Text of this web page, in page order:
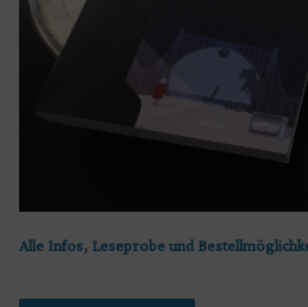
Alle Infos, Leseprobe und